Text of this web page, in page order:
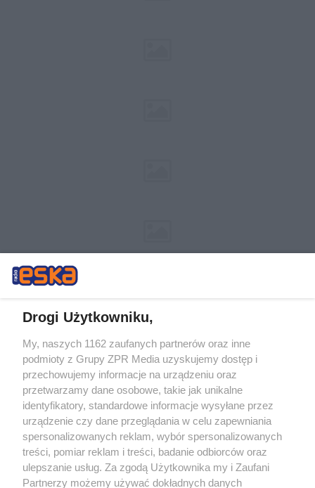
Żaden utwór zamieszczony w serwisie nie może być powielany i
rozpowszechniany lub dalej rozpowszechniany w jakikolwiek sposób (w
tym także elektroniczny lub mechaniczny) na jakimkolwiek polu
eksploatacji w jakiejkolwiek formie, włącznie z umieszczaniem w
Internecie bez pisemnej zgody właściciela praw. Jakiekolwiek użycie lub
wykorzystanie utworów w całości lub w części z naruszeniem prawa,
tzn. bez właściwej zgody, jest zabronione pod groźbą kary i może być
ścigane prawnie.
Drogi Użytkowniku,
My, naszych 1162 zaufanych partnerów oraz inne
podmioty z Grupy ZPR Media uzyskujemy dostęp i
przechowujemy informacje na urządzeniu oraz
przetwarzamy dane osobowe, takie jak unikalne
identyfikatory, standardowe informacje wysyłane przez
urządzenie czy dane przeglądania w celu zapewniania
spersonalizowanych reklam, wybór spersonalizowanych
treści, pomiar reklam i treści, badanie odbiorców oraz
ulepszanie usług. Za zgodą Użytkownika my i Zaufani
Partnerzy możemy używać dokładnych danych